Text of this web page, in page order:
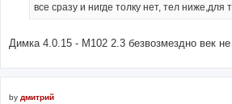
все сразу и нигде толку нет, тел ниже,для
Димка 4.0.15 - М102 2.3 безвозмездно век
by дмитрий